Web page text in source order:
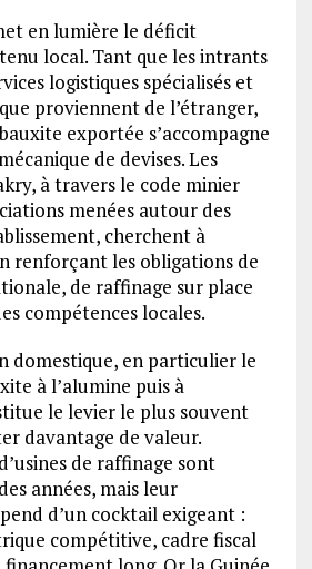
en lumière le déficit
local. Tant que les intrants
logistiques spécialisés et
proviennent de l’étranger,
exportée s’accompagne
de devises. Les
à travers le code minier
menées autour des
cherchent à
renforçant les obligations de
de raffinage sur place
compétences locales.
domestique, en particulier le
à l’alumine puis à
le levier le plus souvent
davantage de valeur.
de raffinage sont
années, mais leur
d’un cocktail exigeant :
compétitive, cadre fiscal